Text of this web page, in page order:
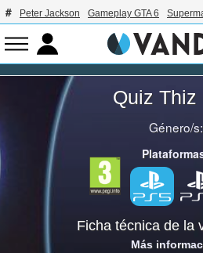
Peter Jackson Gameplay GTA 6
Quiz Thiz
Género/s:
Ficha técnica de la
Más